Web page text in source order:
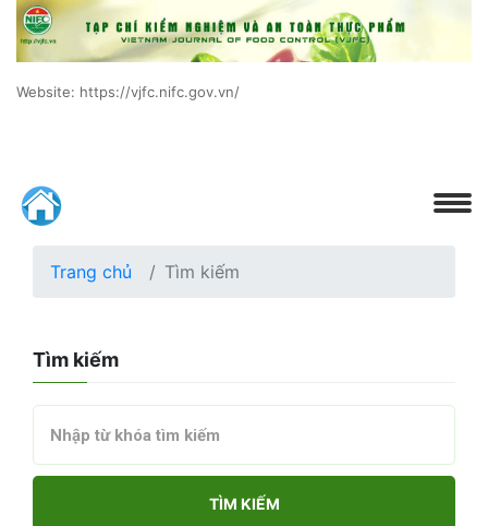
Website: https://vjfc.nifc.gov.vn/
Trang chủ Tìm kiếm
Tìm kiếm
TÌM KIẾM